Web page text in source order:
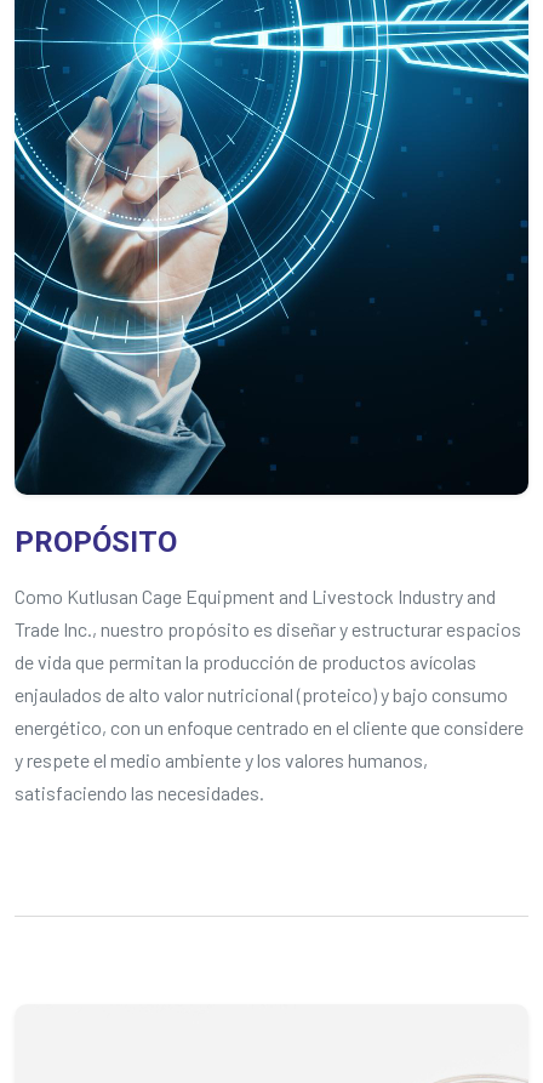
PROPÓSITO
Como Kutlusan Cage Equipment and Livestock Industry and
Trade Inc., nuestro propósito es diseñar y estructurar espacios
de vida que permitan la producción de productos avícolas
enjaulados de alto valor nutricional (proteico) y bajo consumo
energético, con un enfoque centrado en el cliente que considere
y respete el medio ambiente y los valores humanos,
satisfaciendo las necesidades.